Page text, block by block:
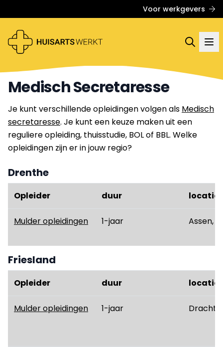
Voor werkgevers
Medisch Secretaresse
Je kunt verschillende opleidingen volgen als Medisch
secretaresse. Je kunt een keuze maken uit een
reguliere opleiding, thuisstudie, BOL of BBL. Welke
opleidingen zijn er in jouw regio?
Drenthe
Opleider duur locatie
Mulder opleidingen 1-jaar Assen,
Friesland
Opleider duur locatie
Mulder opleidingen 1-jaar